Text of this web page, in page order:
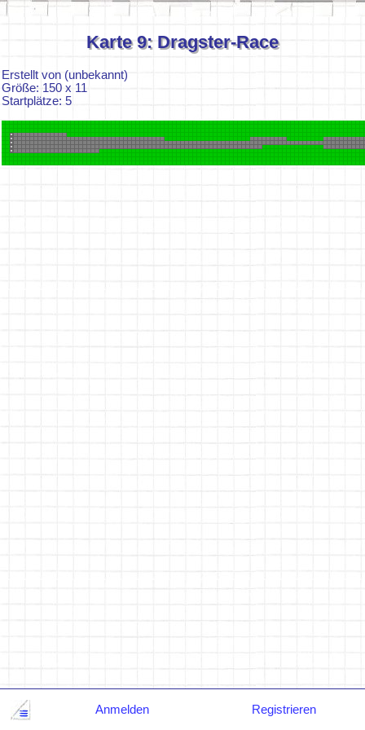
Karte 9: Dragster-Race
Erstellt von (unbekannt)
Größe: 150 x 11
Startplätze: 5
Anmelden Registrieren